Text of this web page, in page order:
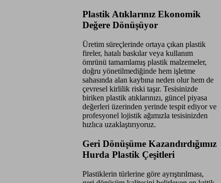
Plastik Atıklarınız Ekonomik
Değere Dönüşüyor
Üretim süreçlerinde ortaya çıkan plastik
fireler, hatalı baskılar veya kullanım
ömrünü tamamlamış plastik malzemeler,
doğru yönetilmediğinde hem işletme
sahasında alan kaybına neden olur hem de
çevresel kirlilik riski taşır. Tesisinizde
biriken plastik atıklarınızı, güncel piyasa
değerleri üzerinden yerinde tespit ediyor ve
profesyonel lojistik ağımızla tesisinizden
hızlıca uzaklaştırıyoruz.
Geri Dönüşüme Kazandırdığımız
Hurda Plastik Çeşitleri
Plastiklerin türlerine göre ayrıştırılması,